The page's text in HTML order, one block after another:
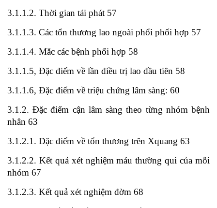
3.1.1.2. Thời gian tái phát 57
3.1.1.3. Các tổn thương lao ngoài phổi phối hợp 57
3.1.1.4. Mắc các bệnh phối hợp 58
3.1.1.5, Đặc điếm về lần điều trị lao đầu tiên 58
3.1.1.6, Đặc điếm về triệu chứng lâm sàng: 60
3.1.2. Đặc điếm cận lâm sàng theo từng nhóm bệnh
nhân 63
3.1.2.1. Đặc điếm về tổn thương trên Xquang 63
3.1.2.2. Kết quả xét nghiệm máu thường qui của mỗi
nhóm 67
3.1.2.3. Kết quả xét nghiệm đờm 68